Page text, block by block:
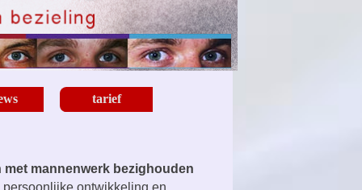
▼tarief
mannenwerk bezighouden
persoonlijke ontwikkeling en